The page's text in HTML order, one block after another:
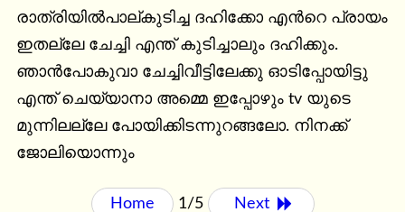
രാത്രിയിൽപാല്കുടിച്ച ദഹിക്കോ എൻറെ പ്രായം
ഇതല്ലേ ചേച്ചി എന്ത് കുടിച്ചാലും ദഹിക്കും.
ഞാൻപോകുവാ ചേച്ചിവീട്ടിലേക്കു ഓടിപ്പോയിട്ടു
എന്ത് ചെയ്യാനാ അമ്മെ ഇപ്പോഴും tv യുടെ
മുന്നിലല്ലേ പോയിക്കിടന്നുറങ്ങലോ. നിനക്ക്
ജോലിയൊന്നും
Home 1/5 Next